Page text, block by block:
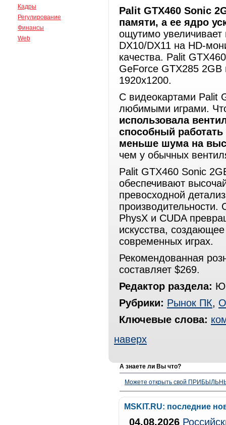
Кадры
Регулирование
Финансы
Web
Palit GTX460 Sonic 2
памяти, а ее ядро
ощутимо увеличивает
DX10/DX11 на HD-
качества. Palit
GeForce GTX285
1920x1200.
С видеокартами Palit
любимыми играми.
использовала
способный
меньше шума на
чем у обычных
Palit GTX460 Sonic
обеспечивают
превосходной
производительности.
PhysX и CUDA
искусства,
современных играх.
Рекомендованная
составляет $269.
Редактор раздела:
Рубрики: Рынок ПК,
Ключевые слова:
наверх
А знаете ли Вы что?
Можете открыть свой
MSKIT.RU: последние
04.08.2026